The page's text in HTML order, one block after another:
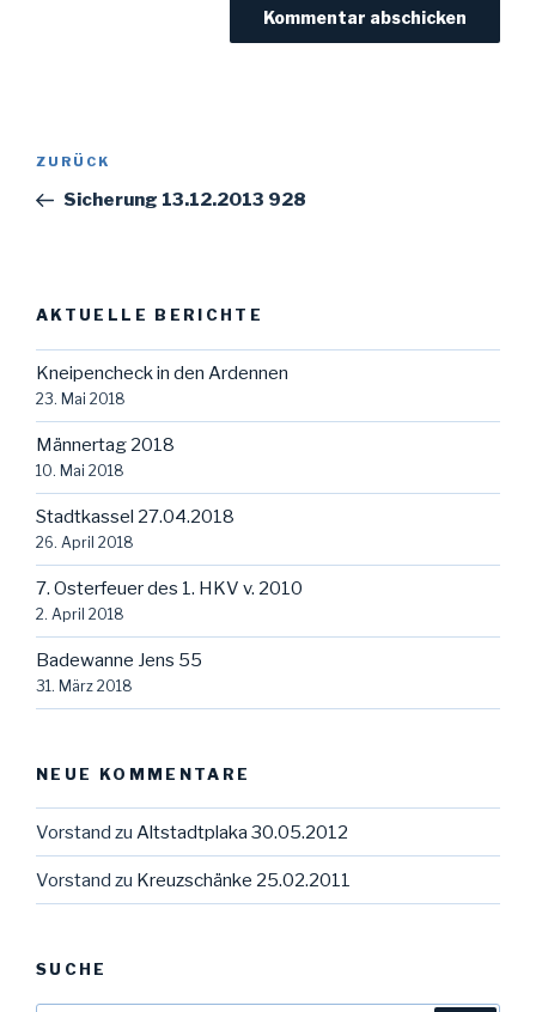
Beitragsnavigation
Vorheriger
Beitrag
ZURÜCK
Sicherung 13.12.2013 928
AKTUELLE BERICHTE
Kneipencheck in den Ardennen
23. Mai 2018
Männertag 2018
10. Mai 2018
Stadtkassel 27.04.2018
26. April 2018
7. Osterfeuer des 1. HKV v. 2010
2. April 2018
Badewanne Jens 55
31. März 2018
NEUE KOMMENTARE
Vorstand zu Altstadtplaka 30.05.2012
Vorstand zu Kreuzschänke 25.02.2011
SUCHE